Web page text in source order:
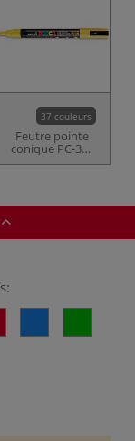
37 couleurs
Feutre pointe
conique PC-3M
Posca